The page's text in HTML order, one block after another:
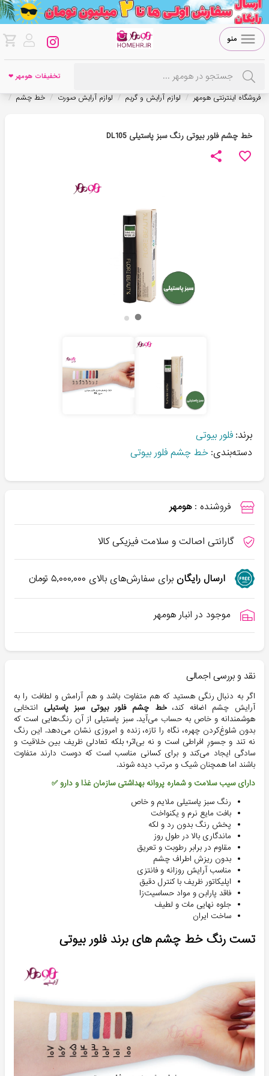
منو
تخفیفات هومهر ❤
فروشگاه اینترنتی هومهر / لوازم آرایش و گریم / لوازم آرایش صورت / خط چشم /
خط چشم فلور بیوتی رنگ سبز پاستیلی DL105
برند: فلور بیوتی
دسته‌بندی: خط چشم فلور بیوتی
فروشنده : هومهر
گارانتی اصالت و سلامت فیزیکی کالا
ارسال رایگانبرای سفارش‌های بالای ۵,۰۰۰,۰۰۰تومان
موجود در انبار هومهر
نقد و بررسی اجمالی
اگر به دنبال رنگی هستید که هم متفاوت باشد و هم آرامش و لطافت را به
آرایش چشم اضافه کند،خط چشم فلور بیوتی سبز پاستیلی انتخابی
هوشمندانه و خاص به حساب می‌آید. سبز پاستیلی از آن رنگ‌هایی است که
بدون شلوغ‌کردن چهره، نگاه را تازه، زنده و امروزی نشان می‌دهد. این رنگ
نه تند و جسورِ افراطی است و نه بی‌اثر؛ بلکه تعادلی ظریف بین خلاقیت و
سادگی ایجاد می‌کند و برای کسانی مناسب است که دوست دارند متفاوت
باشند اما همچنان شیک و مرتب دیده شوند.
دارای سیب سلامت و شماره پروانه بهداشتی سازمان غذا و دارو ✅
رنگ سبز پاستیلی ملایم و خاص
بافت مایع نرم و یکنواخت
پخش رنگ بدون رد و لکه
ماندگاری بالا در طول روز
مقاوم در برابر رطوبت و تعریق
بدون ریزش اطراف چشم
مناسب آرایش روزانه و فانتزی
اپلیکاتور ظریف با کنترل دقیق
فاقد پارابن و مواد حساسیت‌زا
جلوه نهایی مات و لطیف
ساخت ایران
تست رنگ خط چشم های برند فلور بیوتی